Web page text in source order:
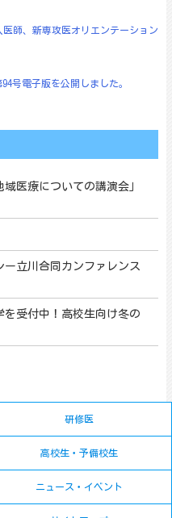
師、新専攻医オリエンテーション
号電子版を公開しました。
医療についての講演会」
ー立川合同カンファレンス
を受付中！高校生向け冬の
研修医
高校生・予備校生
ニュース・イベント